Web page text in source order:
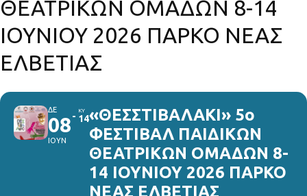
ΘΕΑΤΡΙΚΩΝ ΟΜΑΔΩΝ 8-14
ΙΟΥΝΙΟΥ 2026 ΠΑΡΚΟ ΝΕΑΣ
ΕΛΒΕΤΙΑΣ
ΔΕ
08
ΙΟΥΝ
ΚΥ
14«ΘΕΣΣΤΙΒΑΛΑΚΙ» 5ο
ΦΕΣΤΙΒΑΛ ΠΑΙΔΙΚΩΝ
ΘΕΑΤΡΙΚΩΝ ΟΜΑΔΩΝ 8-
14 ΙΟΥΝΙΟΥ 2026 ΠΑΡΚΟ
ΝΕΑΣ ΕΛΒΕΤΙΑΣ